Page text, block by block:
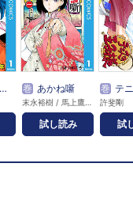
巻 あかね噺
試し読み
巻 テニ
許斐剛
試